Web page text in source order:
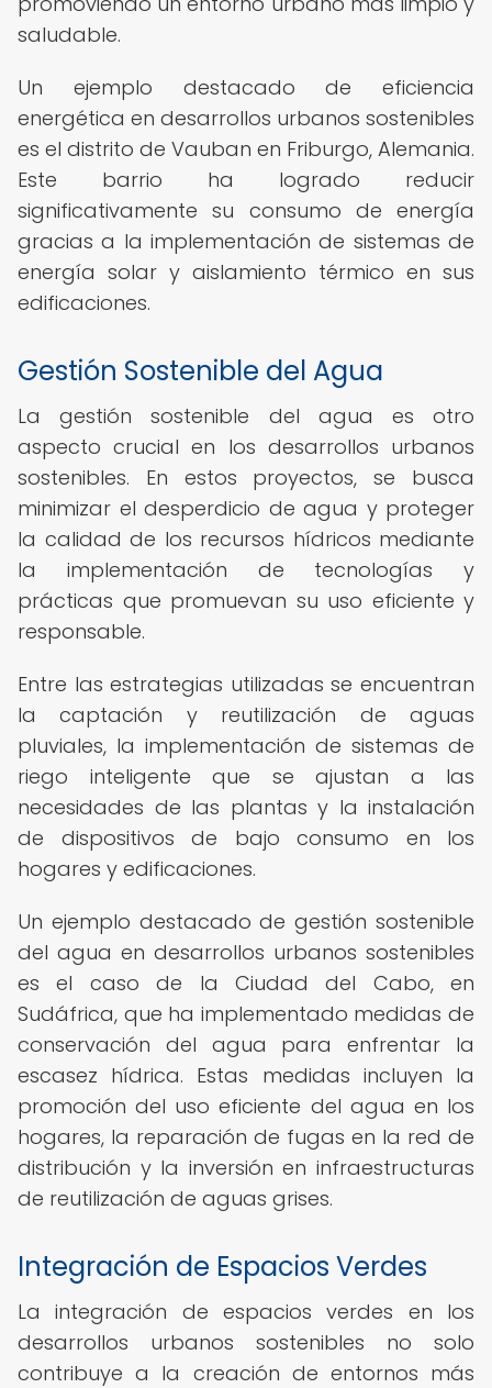
saludable.
Un ejemplo destacado de eficiencia
energética en desarrollos urbanos sostenibles
es el distrito de Vauban en Friburgo, Alemania.
Este barrio ha logrado reducir
significativamente su consumo de energía
gracias a la implementación de sistemas de
energía solar y aislamiento térmico en sus
edificaciones.
Gestión Sostenible del Agua
La gestión sostenible del agua es otro
aspecto crucial en los desarrollos urbanos
sostenibles. En estos proyectos, se busca
minimizar el desperdicio de agua y proteger
la calidad de los recursos hídricos mediante
la implementación de tecnologías y
prácticas que promuevan su uso eficiente y
responsable.
Entre las estrategias utilizadas se encuentran
la captación y reutilización de aguas
pluviales, la implementación de sistemas de
riego inteligente que se ajustan a las
necesidades de las plantas y la instalación
de dispositivos de bajo consumo en los
hogares y edificaciones.
Un ejemplo destacado de gestión sostenible
del agua en desarrollos urbanos sostenibles
es el caso de la Ciudad del Cabo, en
Sudáfrica, que ha implementado medidas de
conservación del agua para enfrentar la
escasez hídrica. Estas medidas incluyen la
promoción del uso eficiente del agua en los
hogares, la reparación de fugas en la red de
distribución y la inversión en infraestructuras
de reutilización de aguas grises.
Integración de Espacios Verdes
La integración de espacios verdes en los
desarrollos urbanos sostenibles no solo
contribuye a la creación de entornos más